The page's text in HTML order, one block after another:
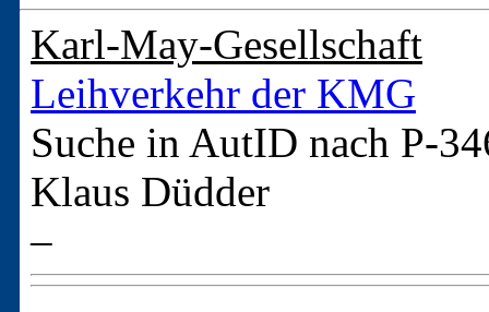
Karl-May-Gesellschaft
Leihverkehr der KMG
Suche in AutID nach P-
Klaus Düdder
–